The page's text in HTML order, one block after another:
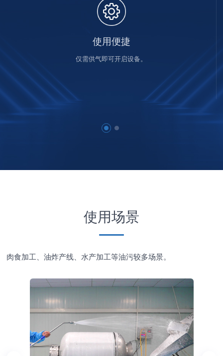
使用便捷
仅需供气即可开启设备。
使用场景
肉食加工、油炸产线、水产加工等油污较多场景。